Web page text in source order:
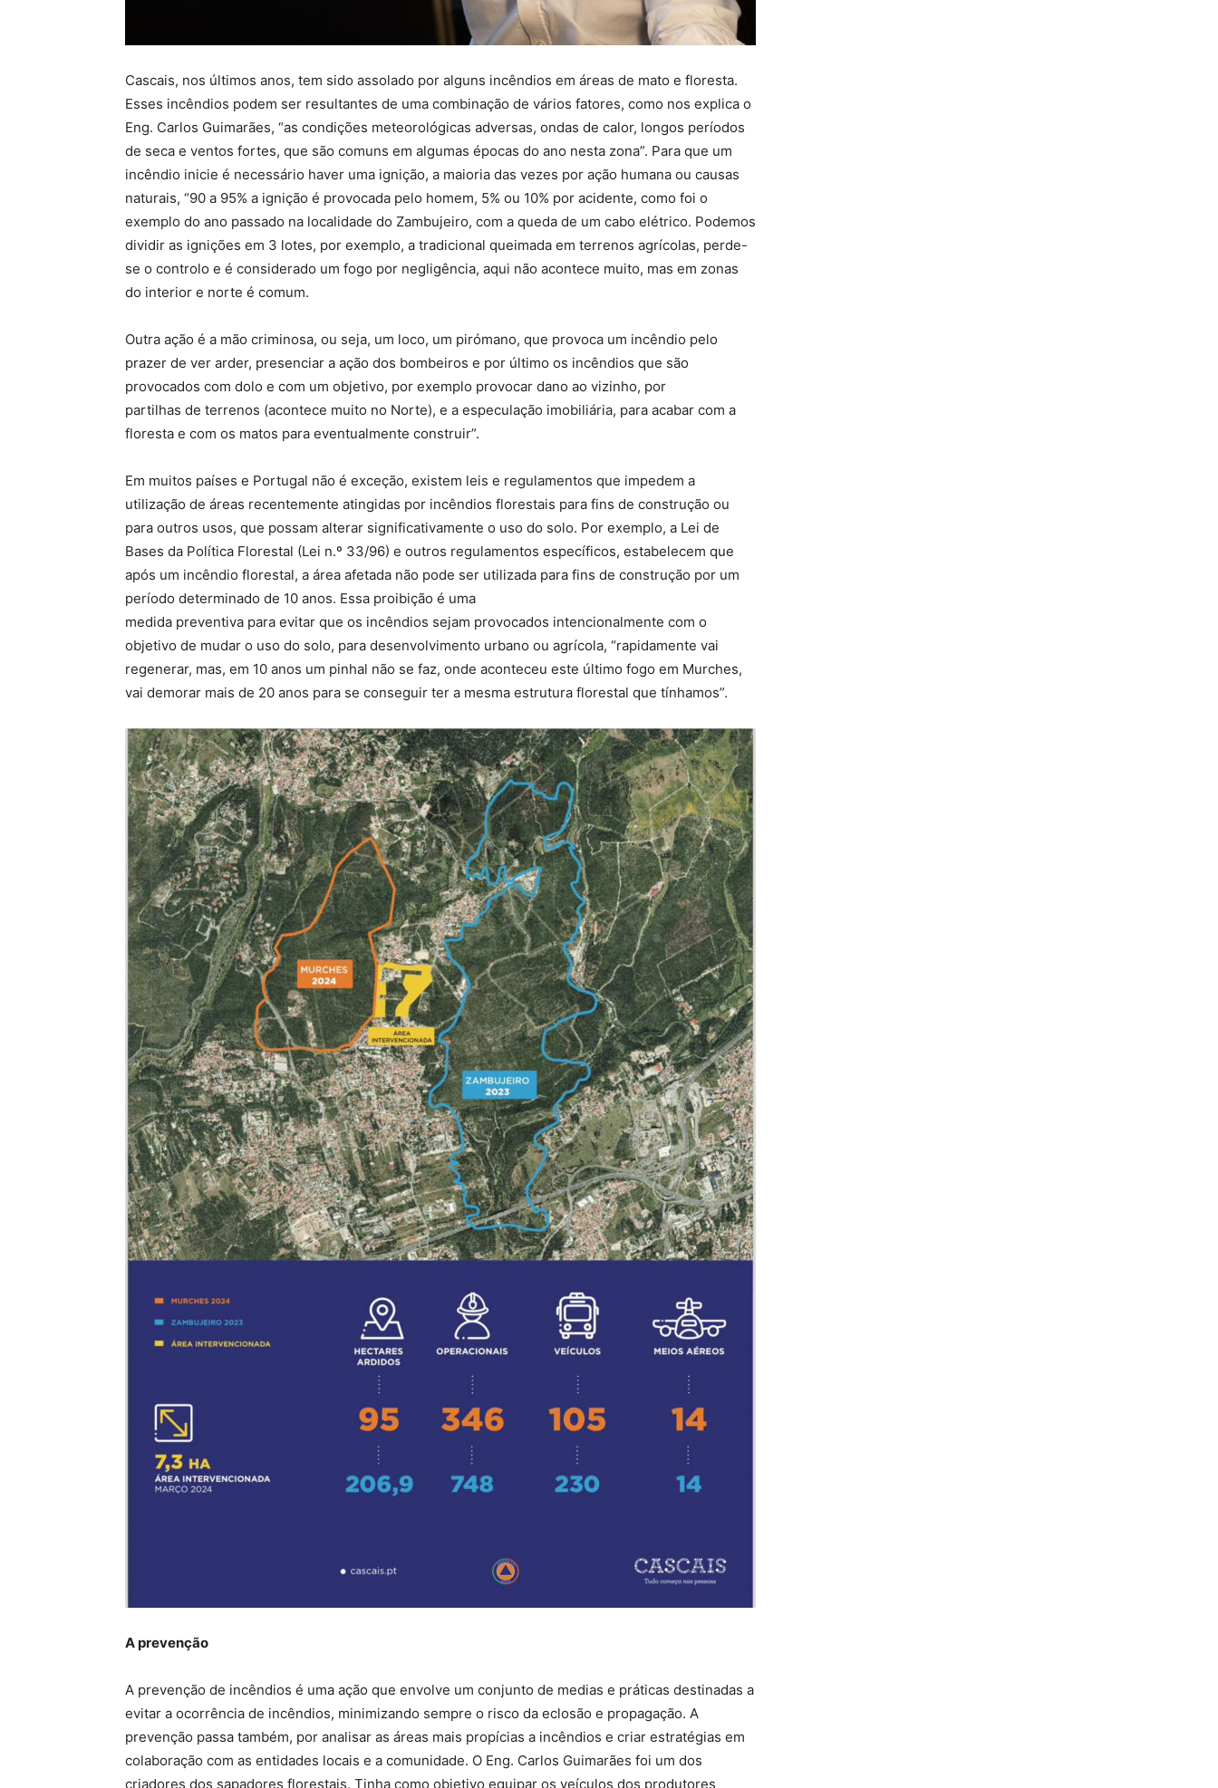
Cascais, nos últimos anos, tem sido assolado por alguns incêndios em áreas de mato e floresta.
Esses incêndios podem ser resultantes de uma combinação de vários fatores, como nos explica o
Eng. Carlos Guimarães, “as condições meteorológicas adversas, ondas de calor, longos períodos
de seca e ventos fortes, que são comuns em algumas épocas do ano nesta zona”. Para que um
incêndio inicie é necessário haver uma ignição, a maioria das vezes por ação humana ou causas
naturais, “90 a 95% a ignição é provocada pelo homem, 5% ou 10% por acidente, como foi o
exemplo do ano passado na localidade do Zambujeiro, com a queda de um cabo elétrico. Podemos
dividir as ignições em 3 lotes, por exemplo, a tradicional queimada em terrenos agrícolas, perde-
se o controlo e é considerado um fogo por negligência, aqui não acontece muito, mas em zonas
do interior e norte é comum.
Outra ação é a mão criminosa, ou seja, um loco, um pirómano, que provoca um incêndio pelo
prazer de ver arder, presenciar a ação dos bombeiros e por último os incêndios que são
provocados com dolo e com um objetivo, por exemplo provocar dano ao vizinho, por
partilhas de terrenos (acontece muito no Norte), e a especulação imobiliária, para acabar com a
floresta e com os matos para eventualmente construir”.
Em muitos países e Portugal não é exceção, existem leis e regulamentos que impedem a
utilização de áreas recentemente atingidas por incêndios florestais para fins de construção ou
para outros usos, que possam alterar significativamente o uso do solo. Por exemplo, a Lei de
Bases da Política Florestal (Lei n.º 33/96) e outros regulamentos específicos, estabelecem que
após um incêndio florestal, a área afetada não pode ser utilizada para fins de construção por um
período determinado de 10 anos. Essa proibição é uma
medida preventiva para evitar que os incêndios sejam provocados intencionalmente com o
objetivo de mudar o uso do solo, para desenvolvimento urbano ou agrícola, “rapidamente vai
regenerar, mas, em 10 anos um pinhal não se faz, onde aconteceu este último fogo em Murches,
vai demorar mais de 20 anos para se conseguir ter a mesma estrutura florestal que tínhamos”.
A prevenção
A prevenção de incêndios é uma ação que envolve um conjunto de medias e práticas destinadas a
evitar a ocorrência de incêndios, minimizando sempre o risco da eclosão e propagação. A
prevenção passa também, por analisar as áreas mais propícias a incêndios e criar estratégias em
colaboração com as entidades locais e a comunidade. O Eng. Carlos Guimarães foi um dos
criadores dos sapadores florestais. Tinha como objetivo equipar os veículos dos produtores